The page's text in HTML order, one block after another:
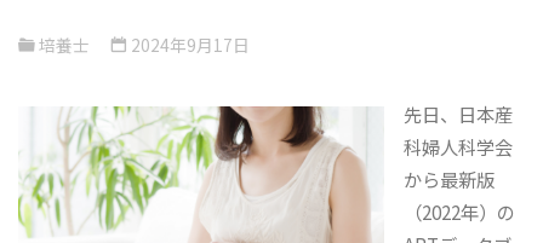
培養士 2024年9月17日
先日、日本産
科婦人科学会
から最新版
（2022年）の